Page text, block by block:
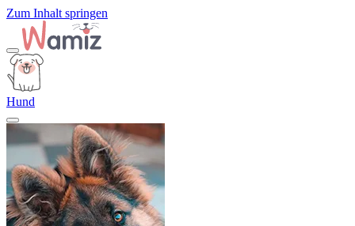
Zum Inhalt springen
Hund